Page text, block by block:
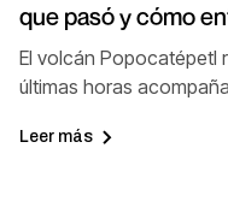
que pasó y cómo
El volcán Popocatépetl
últimas horas
Leer más